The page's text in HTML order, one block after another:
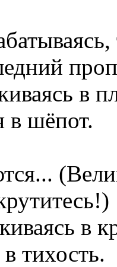
в
в шёпот.
в
тихость.